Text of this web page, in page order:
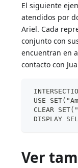
El siguiente
atendidos por
Ariel. Cada
conjunto con
encuentran en
contacto con
USE
CLEAR
DISPLAY
Ver